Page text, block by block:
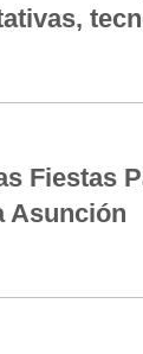
Fiestas
Asunción